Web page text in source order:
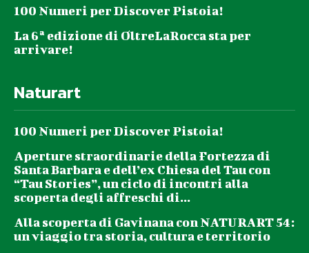
100 Numeri per Discover Pistoia!
La 6ª edizione di OltreLaRocca sta per
arrivare!
Naturart
100 Numeri per Discover Pistoia!
Aperture straordinarie della Fortezza di
Santa Barbara e dell’ex Chiesa del Tau con
“Tau Stories”, un ciclo di incontri alla
scoperta degli affreschi di...
Alla scoperta di Gavinana con NATURART 54:
un viaggio tra storia, cultura e territorio